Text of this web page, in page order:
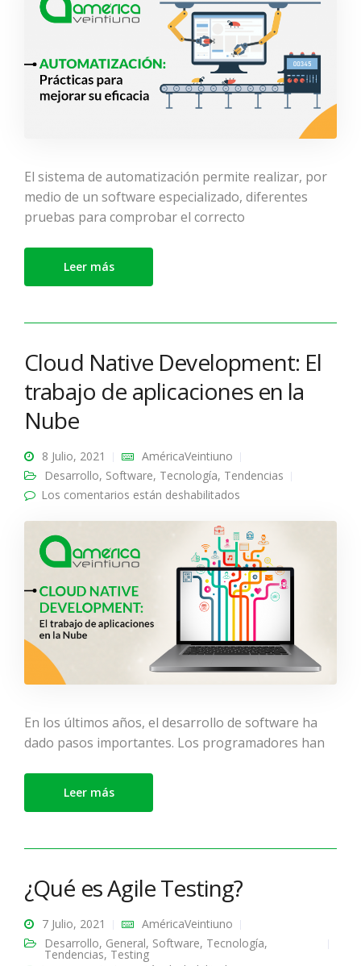
El sistema de automatización permite realizar, por
medio de un software especializado, diferentes
pruebas para comprobar el correcto
Leer más
Cloud Native Development: El
trabajo de aplicaciones en la
Nube
8 Julio, 2021
AméricaVeintiuno
Desarrollo, Software, Tecnología, Tendencias
Los comentarios están deshabilitados
trabajo de aplicaciones
en la Nube
En los últimos años, el desarrollo de software ha
dado pasos importantes. Los programadores han
Leer más
¿Qué es Agile Testing?
7 Julio, 2021
AméricaVeintiuno
Desarrollo, General, Software, Tecnología,
Tendencias, Testing